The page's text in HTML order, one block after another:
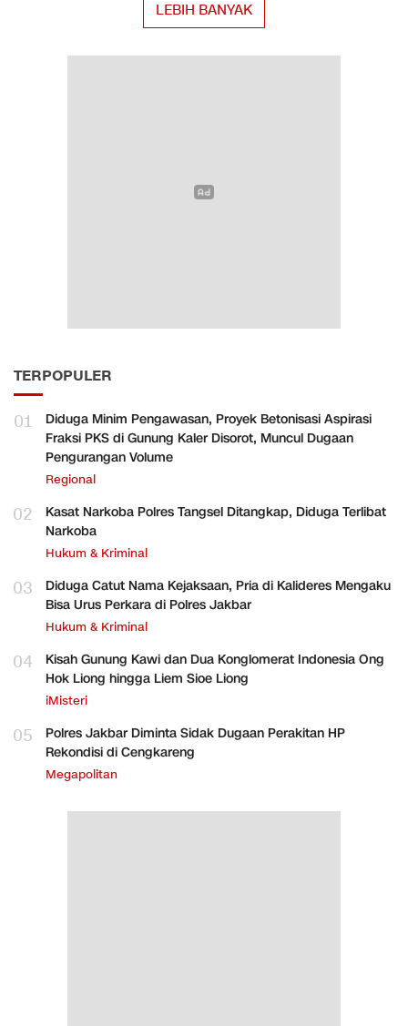
LEBIH BANYAK
TERPOPULER
01
Diduga Minim Pengawasan, Proyek Betonisasi Aspirasi
Fraksi PKS di Gunung Kaler Disorot, Muncul Dugaan
Pengurangan Volume
Regional
02
Kasat Narkoba Polres Tangsel Ditangkap, Diduga Terlibat
Narkoba
Hukum & Kriminal
03
Diduga Catut Nama Kejaksaan, Pria di Kalideres Mengaku
Bisa Urus Perkara di Polres Jakbar
Hukum & Kriminal
04
Kisah Gunung Kawi dan Dua Konglomerat Indonesia Ong
Hok Liong hingga Liem Sioe Liong
iMisteri
05
Polres Jakbar Diminta Sidak Dugaan Perakitan HP
Rekondisi di Cengkareng
Megapolitan